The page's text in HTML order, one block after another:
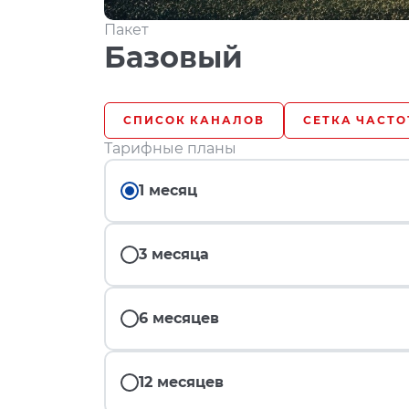
Пакет
Базовый
СПИСОК КАНАЛОВ СЕТКА
Тарифные планы
1 месяц
3 месяца
6 месяцев
12 месяцев